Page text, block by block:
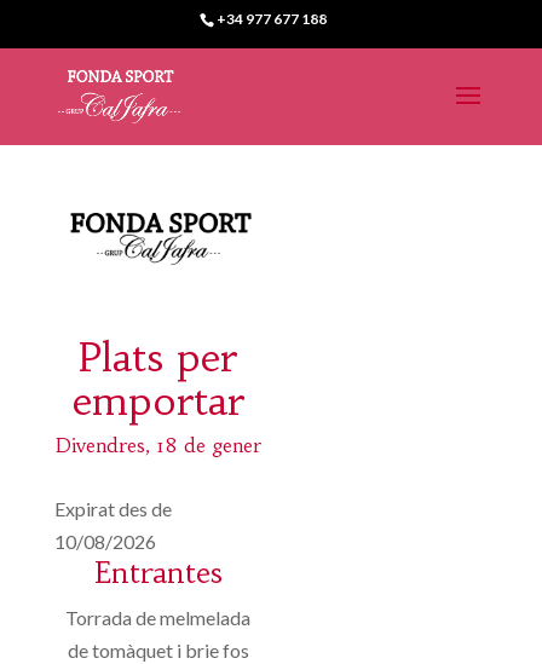
+34 977 677 188
Plats per
emportar
Divendres, 18 de gener
Expirat des de
10/08/2026
Entrantes
Torrada de melmelada
de tomàquet i brie fos